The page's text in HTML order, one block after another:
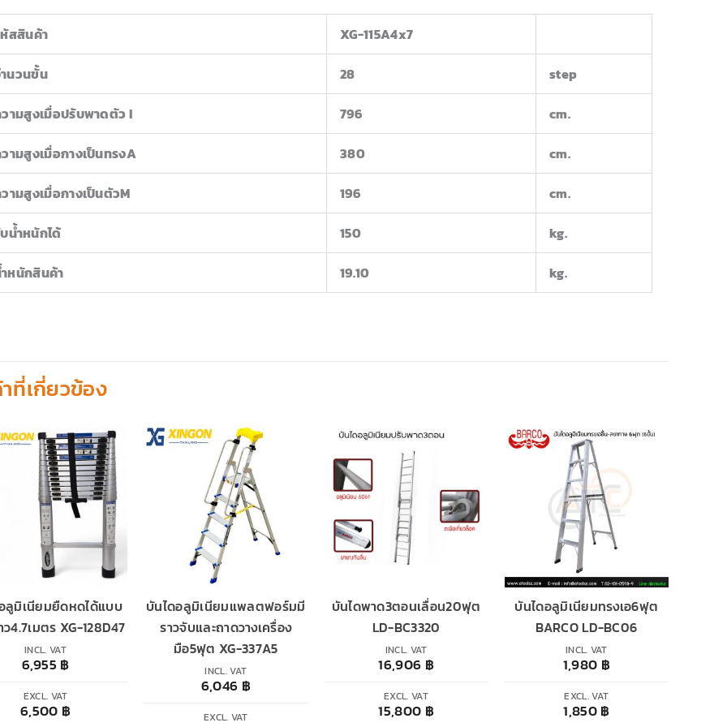
สสินค้า XG-115A4x7
นวนขั้น 28 step
ามสูงเมื่อปรับพาดตัว I 796 cm.
ามสูงเมื่อกางเป็นทรงA 380 cm.
ามสูงเมื่อกางเป็นตัวM 196 cm.
น้ำหนักได้ 150 kg.
หนักสินค้า 19.10 kg.
ที่เกี่ยวข้อง
ลูมิเนียมยืดหดได้แบบ
4.7เมตร XG-128D47
INCL. VAT
6,955฿
EXCL. VAT
6,500 ฿
บันไดอลูมิเนียมแพลตฟอร์มมี
ราวจับและถาดวางเครื่อง
มือ5ฟุต XG-337A5
INCL. VAT
6,046 ฿
EXCL. VAT
บันไดพาด3ตอนเลื่อน20ฟุต
LD-BC3320
INCL. VAT
16,906 ฿
EXCL. VAT
15,800 ฿
บันไดอลูมิเนียมทรงเอ6ฟุต
BARCO LD-BC06
INCL. VAT
1,980 ฿
EXCL. VAT
1,850฿